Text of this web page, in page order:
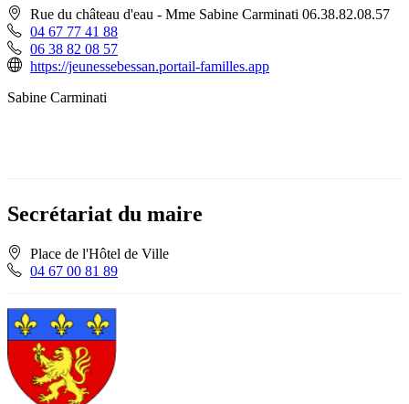
Rue du château d'eau - Mme Sabine Carminati 06.38.82.08.57
04 67 77 41 88
06 38 82 08 57
https://jeunessebessan.portail-familles.app
Sabine Carminati
Secrétariat du maire
Place de l'Hôtel de Ville
04 67 00 81 89